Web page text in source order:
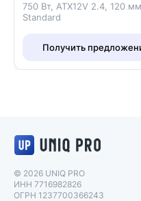
750 Вт, ATX12V 2.4, 120 мм,
Standard
Получить
© 2026 UNIQ PRO
ИНН 7716982826
ОГРН 1237700366243